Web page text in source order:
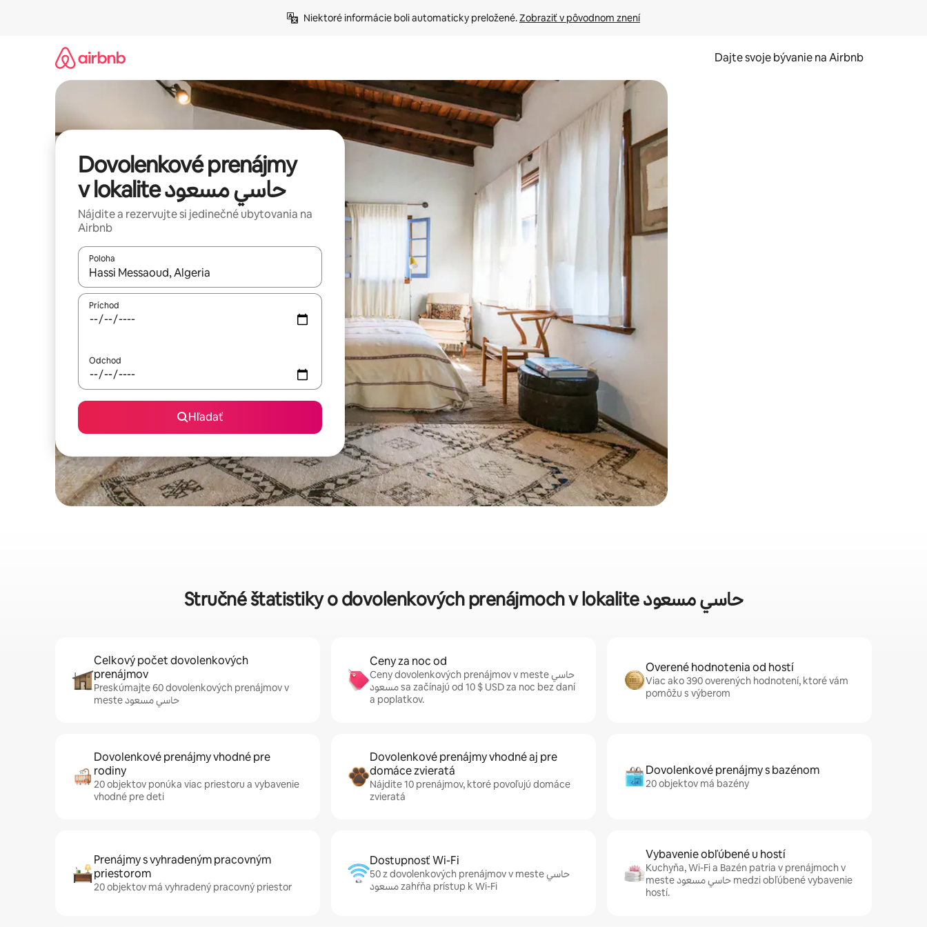
Niektoré informácie boli automaticky preložené. Zobraziť v pôvodnom znení
Dajte svoje bývanie na Airbnb
Dovolenkové prenájmy
v lokalite حاسي مسعود
Nájdite a rezervujte si jedinečné ubytovania na
Airbnb
Poloha
Keď budú výsledky k dispozícii, môžete si ich prechádzať pomocou klávesov so šípkami nahor a nadol alebo ich preskúmať pomocou dotykových gest či potiahnutia prstom.
Príchod
Odchod
Hľadať
Stručné štatistiky o dovolenkových prenájmoch v lokalite حاسي مسعود
Celkový počet dovolenkových
prenájmov
Preskúmajte 60 dovolenkových prenájmov v
meste حاسي مسعود
Ceny za noc od
Ceny dovolenkových prenájmov v meste حاسي
مسعود sa začínajú od 10 $ USD za noc bez daní
a poplatkov.
Overené hodnotenia od hostí
Viac ako 390 overených hodnotení, ktoré vám
pomôžu s výberom
Dovolenkové prenájmy vhodné pre
rodiny
20 objektov ponúka viac priestoru a vybavenie
vhodné pre deti
Dovolenkové prenájmy vhodné aj pre
domáce zvieratá
Nájdite 10 prenájmov, ktoré povoľujú domáce
zvieratá
Dovolenkové prenájmy s bazénom
20 objektov má bazény
Prenájmy s vyhradeným pracovným
priestorom
20 objektov má vyhradený pracovný priestor
Dostupnosť Wi-Fi
50 z dovolenkových prenájmov v meste حاسي
مسعود zahŕňa prístup k Wi-Fi
Vybavenie obľúbené u hostí
Kuchyňa, Wi-Fi a Bazén patria v prenájmoch v
meste حاسي مسعود medzi obľúbené vybavenie
hostí.